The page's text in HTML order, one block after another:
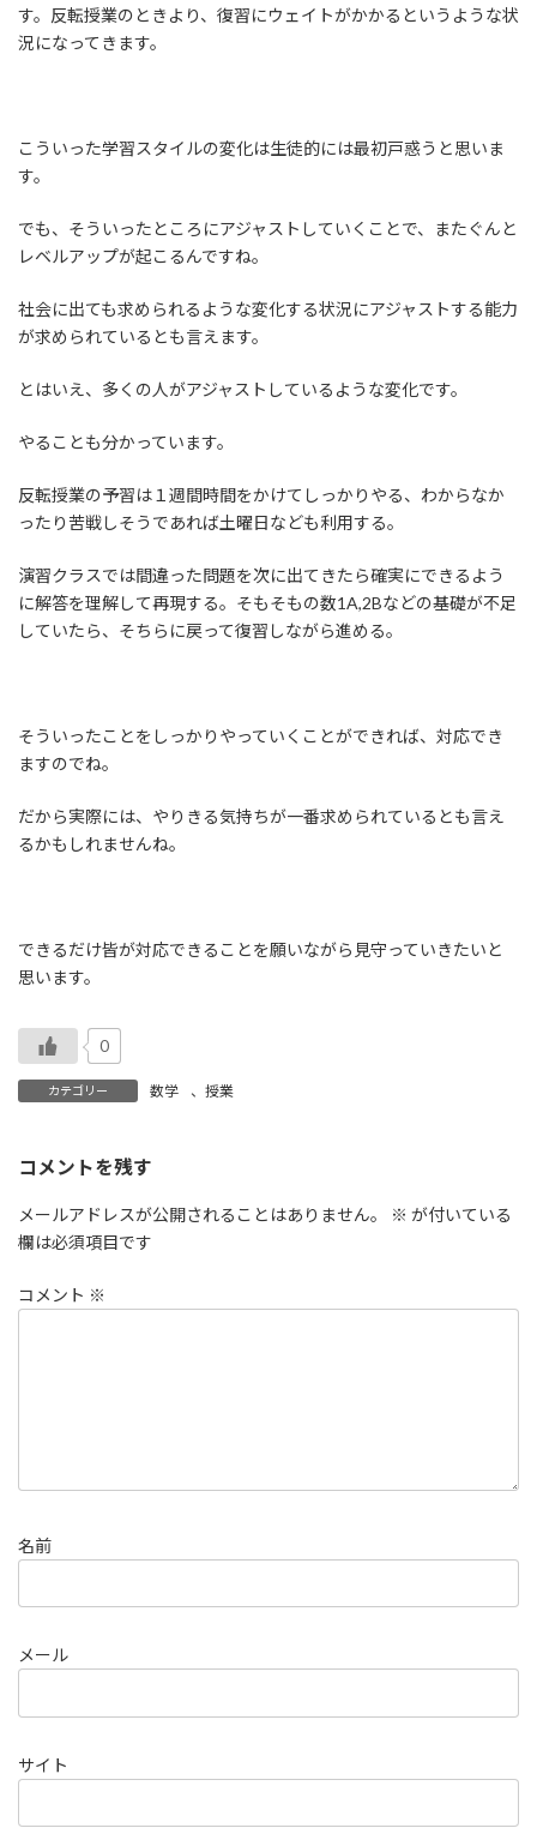
す。反転授業のときより、復習にウェイトがかかるというような状
況になってきます。
こういった学習スタイルの変化は生徒的には最初戸惑うと思いま
す。
でも、そういったところにアジャストしていくことで、またぐんと
レベルアップが起こるんですね。
社会に出ても求められるような変化する状況にアジャストする能力
が求められているとも言えます。
とはいえ、多くの人がアジャストしているような変化です。
やることも分かっています。
反転授業の予習は１週間時間をかけてしっかりやる、わからなか
ったり苦戦しそうであれば土曜日なども利用する。
演習クラスでは間違った問題を次に出てきたら確実にできるよう
に解答を理解して再現する。そもそもの数1A,2Bなどの基礎が不足
していたら、そちらに戻って復習しながら進める。
そういったことをしっかりやっていくことができれば、対応でき
ますのでね。
だから実際には、やりきる気持ちが一番求められているとも言え
るかもしれませんね。
できるだけ皆が対応できることを願いながら見守っていきたいと
思います。
0
カテゴリー 数学 、 授業
コメントを残す
メールアドレスが公開されることはありません。 ※ が付いている
欄は必須項目です
コメント ※
名前
メール
サイト